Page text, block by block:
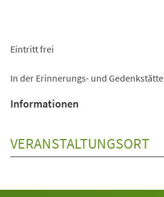
Eintritt frei
In der Erinnerungs- und Gedenkstätte
Informationen
VERANSTALTUNGSORT